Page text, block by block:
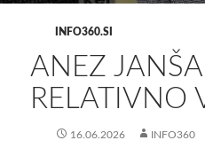
INFO360.SI
ANEZ JANŠA
RELATIVNO
16.06.2026 INFO360